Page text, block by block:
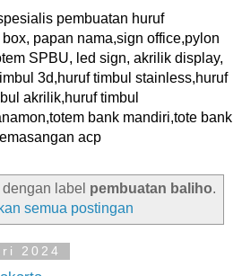
pembuatan huruf
papan nama,sign office,pylon
SPBU, led sign, akrilik display,
3d,huruf timbul stainless,huruf
akrilik,huruf timbul
bank mandiri,tote bank
acp
label pembuatan baliho.
semua postingan
2024